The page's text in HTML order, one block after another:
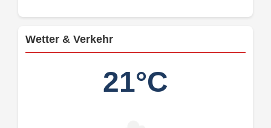
Wetter & Verkehr
21°C